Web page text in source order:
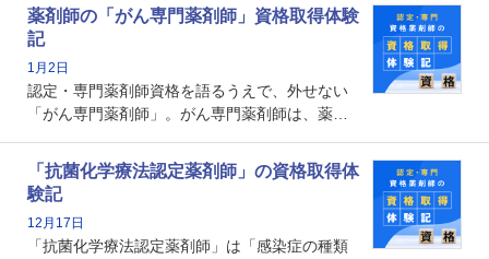
増えているのではないでしょうか。今回はそん
な救急認定薬剤師の取得体験記をご紹介しま
す。
薬剤師の「がん専門薬剤師」資格取得体験
記
1月2日
認定・専門薬剤師資格を語るうえで、外せない
「がん専門薬剤師」。がん専門薬剤師は、薬剤
関する資格として、2009年に発足しました。薬
剤師の専門性を活かして高度化するがん医療に
貢献する姿は、今も病院薬剤師にとって一目置
かれる存在です。
「抗菌化学療法認定薬剤師」の資格取得体
験記
12月17日
「抗菌化学療法認定薬剤師」は「感染症の種類